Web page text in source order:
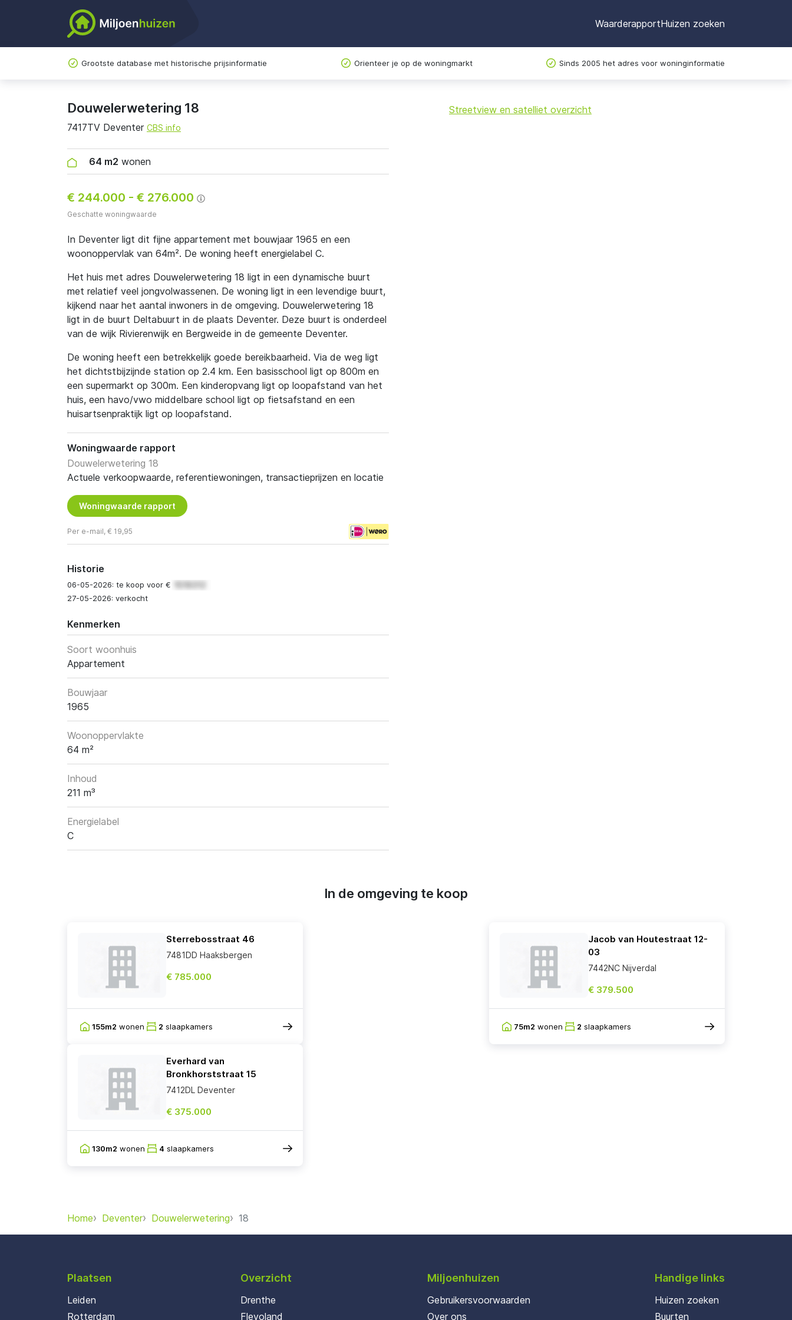
WaarderapportHuizen zoeken
Grootste database met historische prijsinformatie Orienteer je op de woningmarkt Sinds 2005 het adres voor woninginformatie
Douwelerwetering 18
7417TV Deventer CBS info
64 m2 wonen
€ 244.000 - € 276.000
Geschatte woningwaarde
In Deventer ligt dit fijne appartement met bouwjaar 1965 en een
woonoppervlak van 64m². De woning heeft energielabel C.
Het huis met adres Douwelerwetering 18 ligt in een dynamische buurt
met relatief veel jongvolwassenen. De woning ligt in een levendige buurt,
kijkend naar het aantal inwoners in de omgeving. Douwelerwetering 18
ligt in de buurt Deltabuurt in de plaats Deventer. Deze buurt is onderdeel
van de wijk Rivierenwijk en Bergweide in de gemeente Deventer.
De woning heeft een betrekkelijk goede bereikbaarheid. Via de weg ligt
het dichtstbijzijnde station op 2.4 km. Een basisschool ligt op 800m en
een supermarkt op 300m. Een kinderopvang ligt op loopafstand van het
huis, een havo/vwo middelbare school ligt op fietsafstand en een
huisartsenpraktijk ligt op loopafstand.
Woningwaarde rapport
Douwelerwetering 18
Actuele verkoopwaarde, referentiewoningen, transactieprijzen en locatie
Woningwaarde rapport
Per e-mail, € 19,95
Historie
06-05-2026: te koop voor €
27-05-2026: verkocht
Kenmerken
Soort woonhuis
Appartement
Bouwjaar
1965
Woonoppervlakte
64 m²
Inhoud
211 m³
Energielabel
C
+
Streetview en satelliet overzicht
In de omgeving te koop
Sterrebosstraat 46
7481DD Haaksbergen
€ 785.000
155m2 wonen 2 slaapkamers
Jacob van Houtestraat 12-
03
7442NC Nijverdal
€ 379.500
75m2 wonen 2 slaapkamers
Everhard van
Bronkhorststraat 15
7412DL Deventer
€ 375.000
130m2 wonen 4 slaapkamers
Home Deventer Douwelerwetering 18
Plaatsen
Leiden
Rotterdam
Overzicht
Drenthe
Flevoland
Miljoenhuizen
Gebruikersvoorwaarden
Over ons
Handige links
Huizen zoeken
Buurten